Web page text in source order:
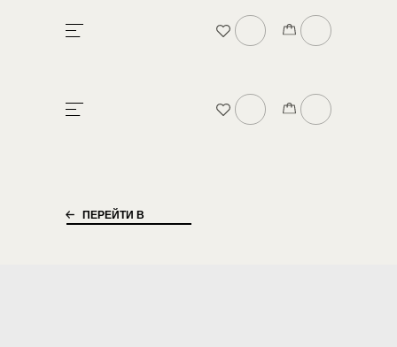
ПЕРЕЙТИ В
КАТАЛОГ